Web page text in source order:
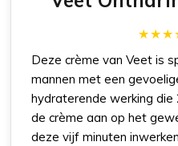
Deze crème van Veet is
mannen met een
hydraterende werking die
de crème aan op het
deze vijf minuten